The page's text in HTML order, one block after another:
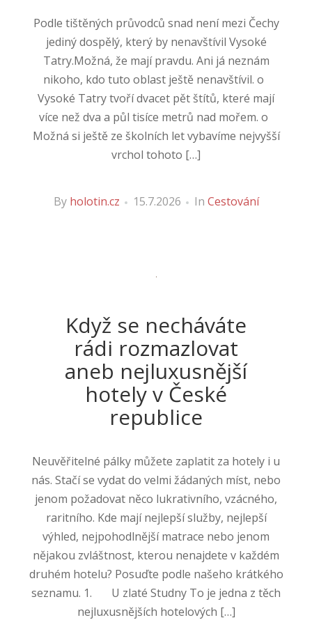
Podle tištěných průvodců snad není mezi Čechy
jediný dospělý, který by nenavštívil Vysoké
Tatry.Možná, že mají pravdu. Ani já neznám
nikoho, kdo tuto oblast ještě nenavštívil. o
Vysoké Tatry tvoří dvacet pět štítů, které mají
více než dva a půl tisíce metrů nad mořem. o
Možná si ještě ze školních let vybavíme nejvyšší
vrchol tohoto […]
By holotin.cz 15.7.2026 In Cestování
Když se necháváte
rádi rozmazlovat
aneb nejluxusnější
hotely v České
republice
Neuvěřitelné pálky můžete zaplatit za hotely i u
nás. Stačí se vydat do velmi žádaných míst, nebo
jenom požadovat něco lukrativního, vzácného,
raritního. Kde mají nejlepší služby, nejlepší
výhled, nejpohodlnější matrace nebo jenom
nějakou zvláštnost, kterou nenajdete v každém
druhém hotelu? Posuďte podle našeho krátkého
seznamu. 1. U zlaté Studny To je jedna z těch
nejluxusnějších hotelových […]